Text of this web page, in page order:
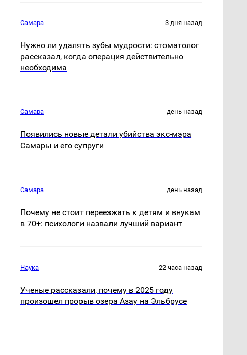
Самара 3 дня назад
Нужно ли удалять зубы мудрости: стоматолог
рассказал, когда операция действительно
необходима
Самара день назад
Появились новые детали убийства экс-мэра
Самары и его супруги
Самара день назад
Почему не стоит переезжать к детям и внукам
в 70+: психологи назвали лучший вариант
Наука 22 часа назад
Ученые рассказали, почему в 2025 году
произошел прорыв озера Азау на Эльбрусе